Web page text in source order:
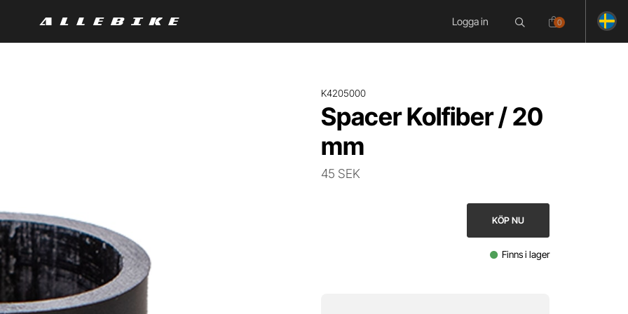
Logga in 0
K4205000
Spacer Kolfiber / 20
mm
45 SEK
KÖP NU
Finns i lager